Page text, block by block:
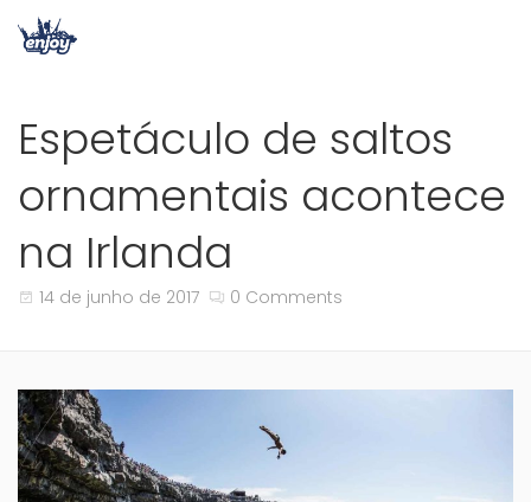
Espetáculo de saltos
ornamentais acontece
na Irlanda
14 de junho de 2017 0 Comments